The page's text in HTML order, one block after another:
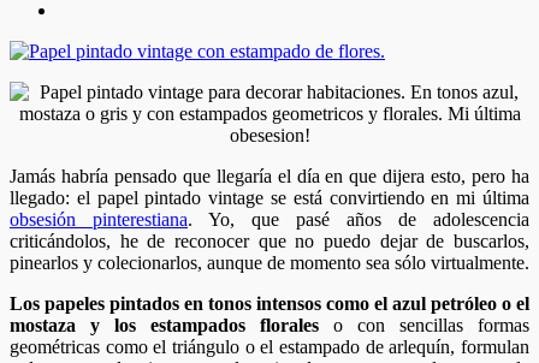
Jamás habría pensado que llegaría el día en que dijera esto, pero ha
llegado: el papel pintado vintage se está convirtiendo en mi última
obsesión pinterestiana. Yo, que pasé años de adolescencia
criticándolos, he de reconocer que no puedo dejar de buscarlos,
pinearlos y colecionarlos, aunque de momento sea sólo virtualmente.
Los papeles pintados en tonos intensos como el azul petróleo o el
mostaza y los estampados florales o con sencillas formas
geométricas como el triángulo o el estampado de arlequín, formulan